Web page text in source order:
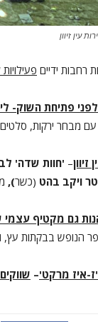
עין זיוון
רחבות ידיים
פתיחת השוק-
מבחר ירקות,
– 'חוות שדה'
ויקב בהט (כשר),
גם מקטיף
הנופש בבקתות עץ,
איז מרקט'–